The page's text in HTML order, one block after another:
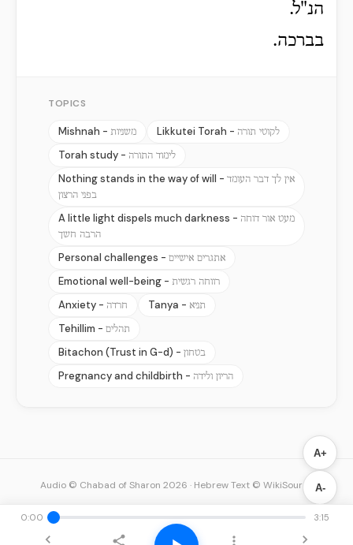
הנ"ל.
בברכה.
TOPICS
Mishnah - משניות Likkutei Torah - לקוטי תורה
Torah study - לימוד התורה
Nothing stands in the way of will - אין לך דבר העומד
בפני הרצון
A little light dispels much darkness - מעט אור דוחה
הרבה חשך
Personal challenges - אתגרים אישיים
Emotional well-being - רווחה רגשית
Anxiety - חרדה Tanya - תניא
Tehillim - תהלים
Bitachon (Trust in G-d) - בטחון
Pregnancy and childbirth - הריון ולידה
A+
A-
0:00 3:15
Audio © Chabad of Sharon 2026 · Hebrew Text © WikiSource